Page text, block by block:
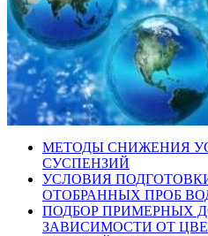
МЕТОДЫ СНИЖЕНИЯ
СУСПЕНЗИЙ
УСЛОВИЯ
ОТОБРАННЫХ ПРОБ
ПОДБОР ПРИМЕРНЫХ
ЗАВИСИМОСТИ ОТ